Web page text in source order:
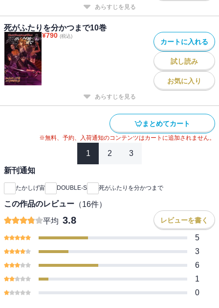
あらすじを見る
死がふたりを分かつまで10巻
¥790 (税込)
カートに入れる
試し読み
お気に入り
あらすじを見る
まとめてカート
※無料、予約、入荷通知のコンテンツはカートに追加されません。
1 2 3
新刊通知
たかしげ宙 DOUBLE-S 死がふたりを分かつまで
この作品のレビュー （16件）
平均 3.8 レビューを書く
5
3
6
1
0